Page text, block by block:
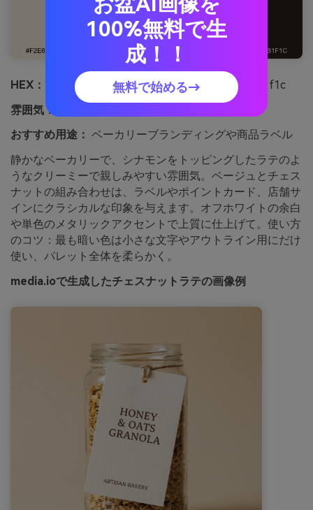
HEX：
#f2e6d6 #d3b89a #b07d5a #7b4f39 #2b1f1c
雰囲気：
おすすめ用途： ベーカリーブランディングや商品ラベル
静かなベーカリーで、シナモンをトッピングしたラテのよ
うなクリーミーで親しみやすい雰囲気。ベージュとチェス
ナットの組み合わせは、ラベルやポイントカード、店舗サ
インにクラシカルな印象を与えます。オフホワイトの余白
や単色のメタリックアクセントで上質に仕上げて。使い方
のコツ：最も暗い色は小さな文字やアウトライン用にだけ
使い、パレット全体を柔らかく。
media.ioで生成したチェスナットラテの画像例
100%無料で生
成！！
無料で始める→